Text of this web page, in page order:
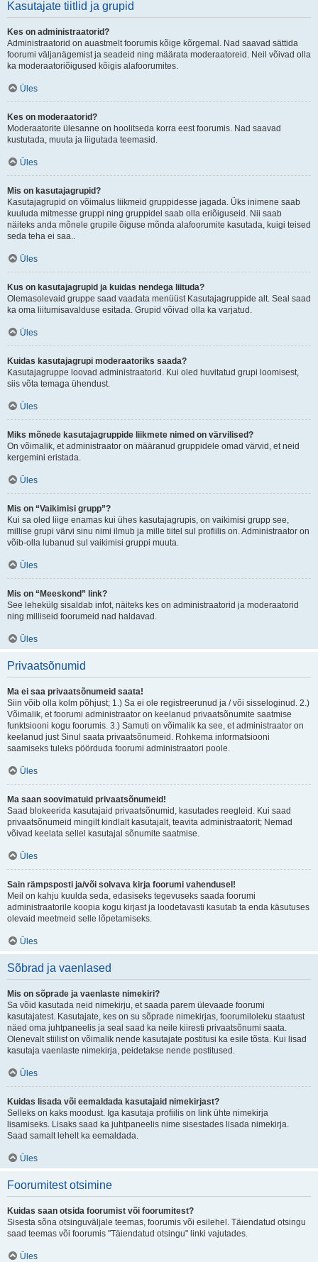
Kasutajate tiitlid ja grupid
Kes on administraatorid?
Administraatorid on auastmelt foorumis kõige kõrgemal. Nad saavad sättida
foorumi väljanägemist ja seadeid ning määrata moderaatoreid. Neil võivad olla
ka moderaatoriõigused kõigis alafoorumites.
Üles
Kes on moderaatorid?
Moderaatorite ülesanne on hoolitseda korra eest foorumis. Nad saavad
kustutada, muuta ja liigutada teemasid.
Üles
Mis on kasutajagrupid?
Kasutajagrupid on võimalus liikmeid gruppidesse jagada. Üks inimene saab
kuuluda mitmesse gruppi ning gruppidel saab olla eriõiguseid. Nii saab
näiteks anda mõnele grupile õiguse mõnda alafoorumite kasutada, kuigi teised
seda teha ei saa..
Üles
Kus on kasutajagrupid ja kuidas nendega liituda?
Olemasolevaid gruppe saad vaadata menüüst Kasutajagruppide alt. Seal saad
ka oma liitumisavalduse esitada. Grupid võivad olla ka varjatud.
Üles
Kuidas kasutajagrupi moderaatoriks saada?
Kasutajagruppe loovad administraatorid. Kui oled huvitatud grupi loomisest,
siis võta temaga ühendust.
Üles
Miks mõnede kasutajagruppide liikmete nimed on värvilised?
On võimalik, et administraator on määranud gruppidele omad värvid, et neid
kergemini eristada.
Üles
Mis on “Vaikimisi grupp”?
Kui sa oled liige enamas kui ühes kasutajagrupis, on vaikimisi grupp see,
millise grupi värvi sinu nimi ilmub ja mille tiitel sul profiilis on. Administraator on
võib-olla lubanud sul vaikimisi gruppi muuta.
Üles
Mis on “Meeskond” link?
See lehekülg sisaldab infot, näiteks kes on administraatorid ja moderaatorid
ning milliseid foorumeid nad haldavad.
Üles
Privaatsõnumid
Ma ei saa privaatsõnumeid saata!
Siin võib olla kolm põhjust; 1.) Sa ei ole registreerunud ja / või sisseloginud. 2.)
Võimalik, et foorumi administraator on keelanud privaatsõnumite saatmise
funktsiooni kogu foorumis. 3.) Samuti on võimalik ka see, et administraator on
keelanud just Sinul saata privaatsõnumeid. Rohkema informatsiooni
saamiseks tuleks pöörduda foorumi administraatori poole.
Üles
Ma saan soovimatuid privaatsõnumeid!
Saad blokeerida kasutajaid privaatsõnumid, kasutades reegleid. Kui saad
privaatsõnumeid mingilt kindlalt kasutajalt, teavita administraatorit; Nemad
võivad keelata sellel kasutajal sõnumite saatmise.
Üles
Sain rämpsposti ja/või solvava kirja foorumi vahendusel!
Meil on kahju kuulda seda, edasiseks tegevuseks saada foorumi
administraatorile koopia kogu kirjast ja loodetavasti kasutab ta enda käsutuses
olevaid meetmeid selle lõpetamiseks.
Üles
Sõbrad ja vaenlased
Mis on sõprade ja vaenlaste nimekiri?
Sa võid kasutada neid nimekirju, et saada parem ülevaade foorumi
kasutajatest. Kasutajate, kes on su sõprade nimekirjas, foorumiloleku staatust
näed oma juhtpaneelis ja seal saad ka neile kiiresti privaatsõnumi saata.
Olenevalt stiilist on võimalik nende kasutajate postitusi ka esile tõsta. Kui lisad
kasutaja vaenlaste nimekirja, peidetakse nende postitused.
Üles
Kuidas lisada või eemaldada kasutajaid nimekirjast?
Selleks on kaks moodust. Iga kasutaja profiilis on link ühte nimekirja
lisamiseks. Lisaks saad ka juhtpaneelis nime sisestades lisada nimekirja.
Saad samalt lehelt ka eemaldada.
Üles
Foorumitest otsimine
Kuidas saan otsida foorumist või foorumitest?
Sisesta sõna otsinguväljale teemas, foorumis või esilehel. Täiendatud otsingu
saad teemas või foorumis "Täiendatud otsingu" linki vajutades.
Üles